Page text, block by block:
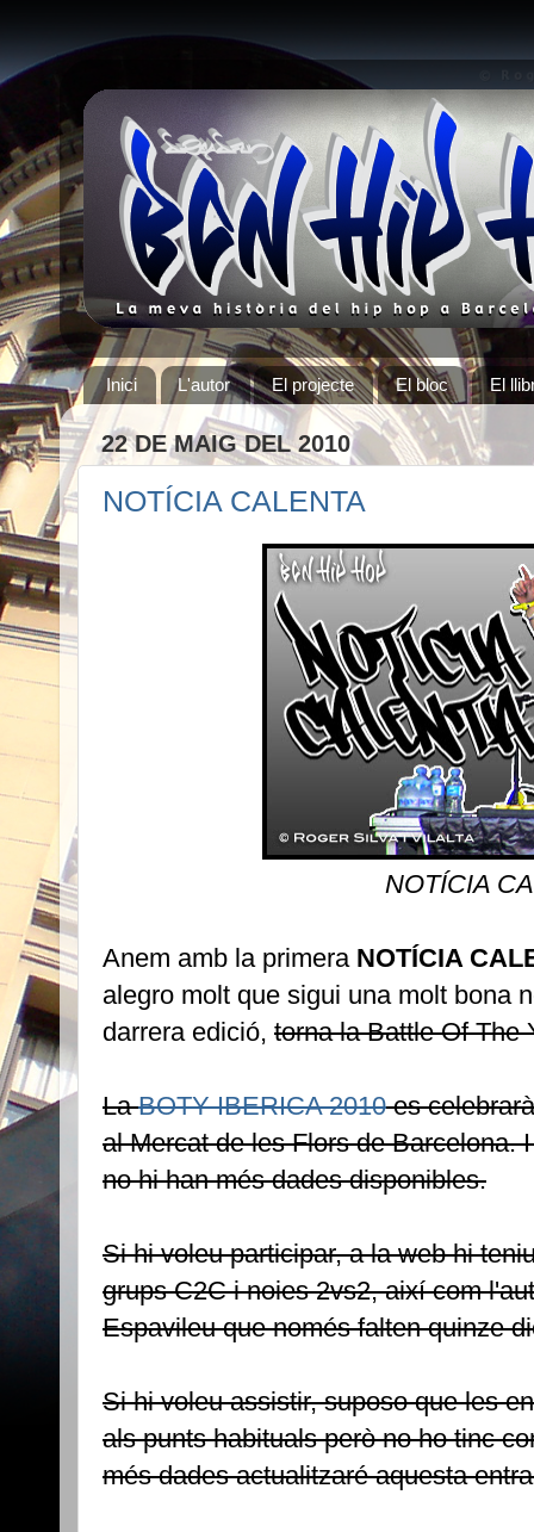
Inici L'autor El projecte El bloc El
22 DE MAIG DEL 2010
NOTÍCIA CALENTA
NOTÍCIA
Anem amb la primera NOTÍCIA
alegro molt que sigui una molt bona
darrera edició, torna la Battle Of The
LaBOTY IBERICA 2010es
al Mercat de les Flors de Barcelona.
no hi han més dades disponibles.
Si hi voleu participar, a la web hi
grups C2C i noies 2vs2, així com
Espavileu que només falten quinze
Si hi voleu assistir, suposo que les
als punts habituals però no ho tinc
més dades actualitzaré aquesta